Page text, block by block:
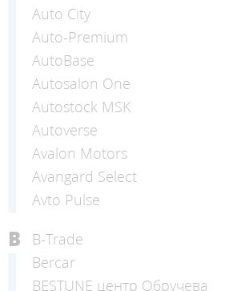
Auto Сity
Auto-Premium
AutoBase
Autosalon One
Autostock MSK
Autoverse
Avalon Motors
Avangard Select
Avto Pulse
B
B-Trade
Bercar
BESTUNE центр Обручева